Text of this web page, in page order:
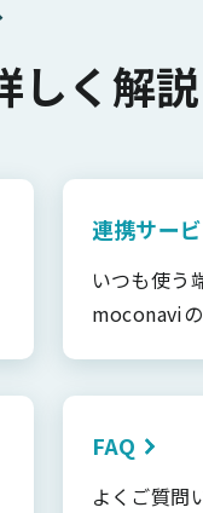
しく解
連携サー
いつも使う
moconavi
FAQ
よくご質問